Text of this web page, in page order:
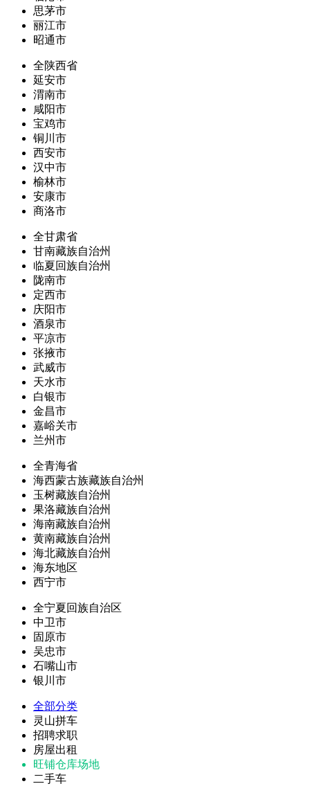
思茅市
丽江市
昭通市
全陕西省
延安市
渭南市
咸阳市
宝鸡市
铜川市
西安市
汉中市
榆林市
安康市
商洛市
全甘肃省
甘南藏族自治州
临夏回族自治州
陇南市
定西市
庆阳市
酒泉市
平凉市
张掖市
武威市
天水市
白银市
金昌市
嘉峪关市
兰州市
全青海省
海西蒙古族藏族自治州
玉树藏族自治州
果洛藏族自治州
海南藏族自治州
黄南藏族自治州
海北藏族自治州
海东地区
西宁市
全宁夏回族自治区
中卫市
固原市
吴忠市
石嘴山市
银川市
全部分类
灵山拼车
招聘求职
房屋出租
旺铺仓库场地
二手车